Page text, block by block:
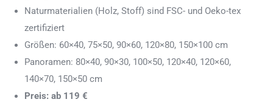
Naturmaterialien (Holz, Stoff) sind FSC- und Oeko-tex
zertifiziert
Größen: 60×40, 75×50, 90×60, 120×80, 150×100 cm
Panoramen: 80×40, 90×30, 100×50, 120×40, 120×60,
140×70, 150×50 cm
Preis: ab 119 €